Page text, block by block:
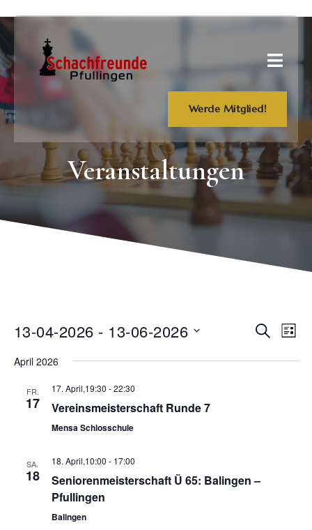
Werde Mitglied!
Veranstaltungen
SucheListe
13-04-2026 - 13-06-2026
wählen.
April 2026
FR.
17
17. April,19:30 -22:30
Vereinsmeisterschaft Runde 7
Mensa Schlosschule
SA.
18
18. April,10:00 - 17:00
Seniorenmeisterschaft Ü 65: Balingen –
Pfullingen
Balingen